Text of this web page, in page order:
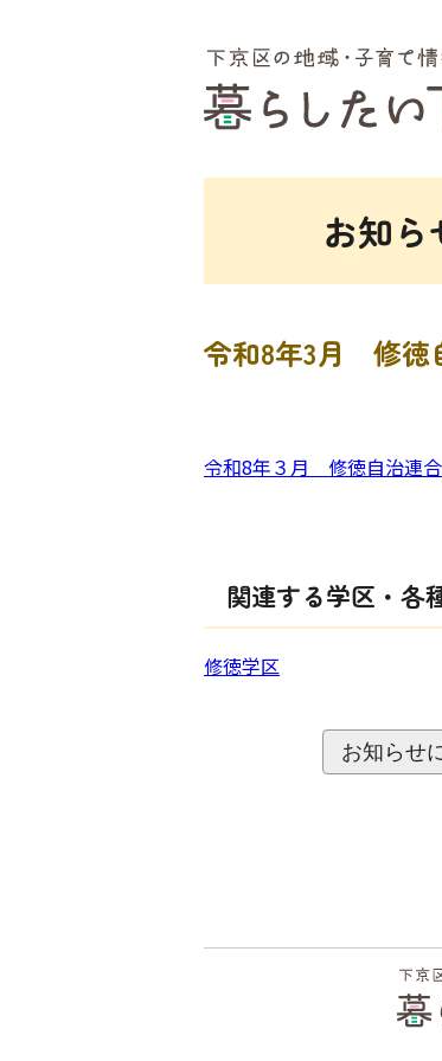
お知ら
令和8年3月 修徳
令和8年３月 修徳自治連
関連する学区・各
修徳学区
お知らせ